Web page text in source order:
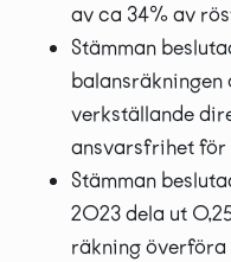
av ca 34% av
Stämman
balansräkningen
verkställande
ansvarsfrihet för
Stämman
2023 dela ut
räkning överföra